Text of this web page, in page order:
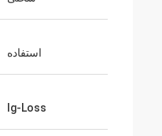
استفاده
Ig-Loss